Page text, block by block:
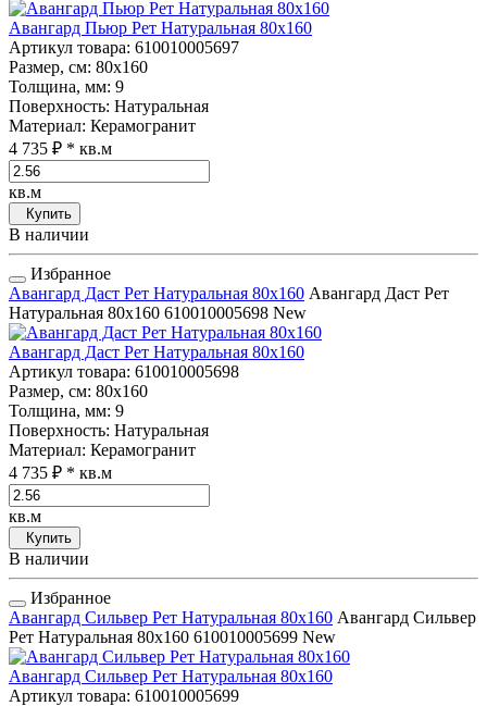
Авангард Пьюр Рет Натуральная 80x160
Артикул товара: 610010005697
Размер, см: 80x160
Толщина, мм: 9
Поверхность: Натуральная
Материал: Керамогранит
4 735 ₽ * кв.м
кв.м
Купить
В наличии
Избранное
Авангард Даст Рет Натуральная 80x160 Авангард Даст Рет
Натуральная 80x160 610010005698 New
Авангард Даст Рет Натуральная 80x160
Артикул товара: 610010005698
Размер, см: 80x160
Толщина, мм: 9
Поверхность: Натуральная
Материал: Керамогранит
4 735 ₽ * кв.м
кв.м
Купить
В наличии
Избранное
Авангард Сильвер Рет Натуральная 80x160 Авангард Сильвер
Рет Натуральная 80x160 610010005699 New
Авангард Сильвер Рет Натуральная 80x160
Артикул товара: 610010005699